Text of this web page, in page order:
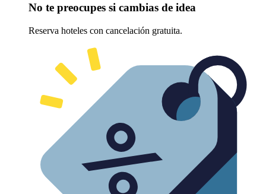
No te preocupes si cambias de idea
Reserva hoteles con cancelación gratuita.